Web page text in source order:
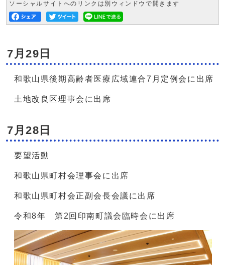
ソーシャルサイトへのリンクは別ウィンドウで開きます
7月29日
和歌山県後期高齢者医療広域連合7月定例会に出席
土地改良区理事会に出席
7月28日
要望活動
和歌山県町村会理事会に出席
和歌山県町村会正副会長会議に出席
令和8年 第2回印南町議会臨時会に出席